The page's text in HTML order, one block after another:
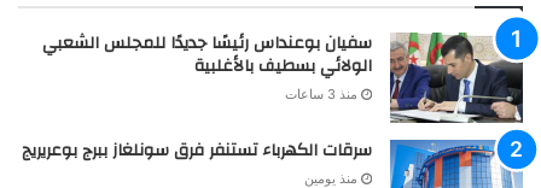
سفيان بوعنداس رئيسًا جديدًا للمجلس الشعبي
الولائي بسطيف بالأغلبية
منذ 3 ساعات
سرقات الكهرباء تستنفر فرق سونلغاز ببرج بوعريريج
منذ يومين